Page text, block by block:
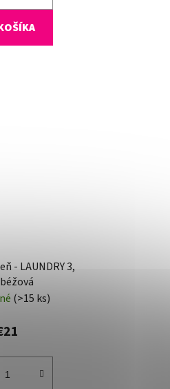
- LAUNDRY 3,
(>15 ks)